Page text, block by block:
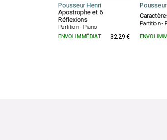
Pousseur Henri
Apostrophe et 6
Réflexions
Partition - Piano
Partition -
ENVOI IMMÉDIAT
32.29 € ENVOI